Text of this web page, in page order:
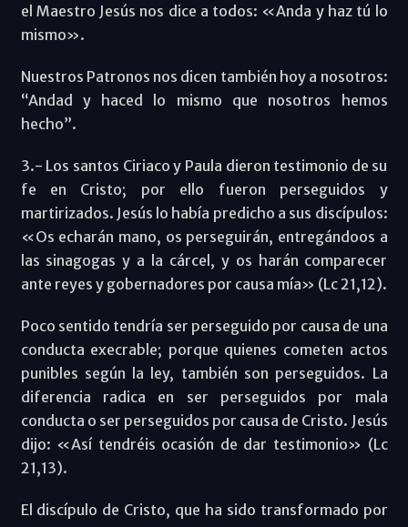
el Maestro Jesús nos dice a todos: «Anda y haz tú lo
mismo».
Nuestros Patronos nos dicen también hoy a nosotros:
“Andad y haced lo mismo que nosotros hemos
hecho”.
3.- Los santos Ciriaco y Paula dieron testimonio de su
fe en Cristo; por ello fueron perseguidos y
martirizados. Jesús lo había predicho a sus discípulos:
«Os echarán mano, os perseguirán, entregándoos a
las sinagogas y a la cárcel, y os harán comparecer
ante reyes y gobernadores por causa mía» (Lc 21,12).
Poco sentido tendría ser perseguido por causa de una
conducta execrable; porque quienes cometen actos
punibles según la ley, también son perseguidos. La
diferencia radica en ser perseguidos por mala
conducta o ser perseguidos por causa de Cristo. Jesús
dijo: «Así tendréis ocasión de dar testimonio» (Lc
21,13).
El discípulo de Cristo, que ha sido transformado por